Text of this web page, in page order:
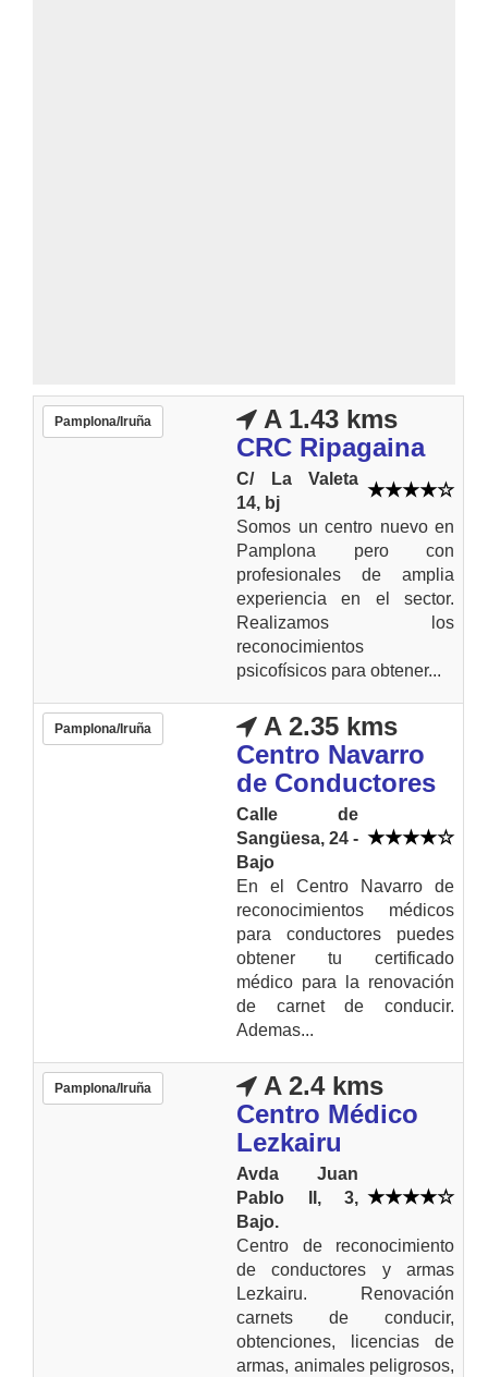
Pamplona/Iruña
A 1.43 kms
CRC Ripagaina
C/ La Valeta
14, bj
Somos un centro nuevo en
Pamplona pero con
profesionales de amplia
experiencia en el sector.
Realizamos los
reconocimientos
psicofísicos para obtener...
Pamplona/Iruña
A 2.35 kms
Centro Navarro
de Conductores
Calle de
Sangüesa, 24 -
Bajo
En el Centro Navarro de
reconocimientos médicos
para conductores puedes
obtener tu certificado
médico para la renovación
de carnet de conducir.
Ademas...
Pamplona/Iruña
A 2.4 kms
Centro Médico
Lezkairu
Avda Juan
Pablo II, 3,
Bajo.
Centro de reconocimiento
de conductores y armas
Lezkairu. Renovación
carnets de conducir,
obtenciones, licencias de
armas, animales peligrosos,